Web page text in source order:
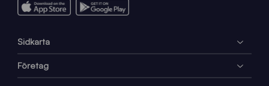
Sidkarta
Företag